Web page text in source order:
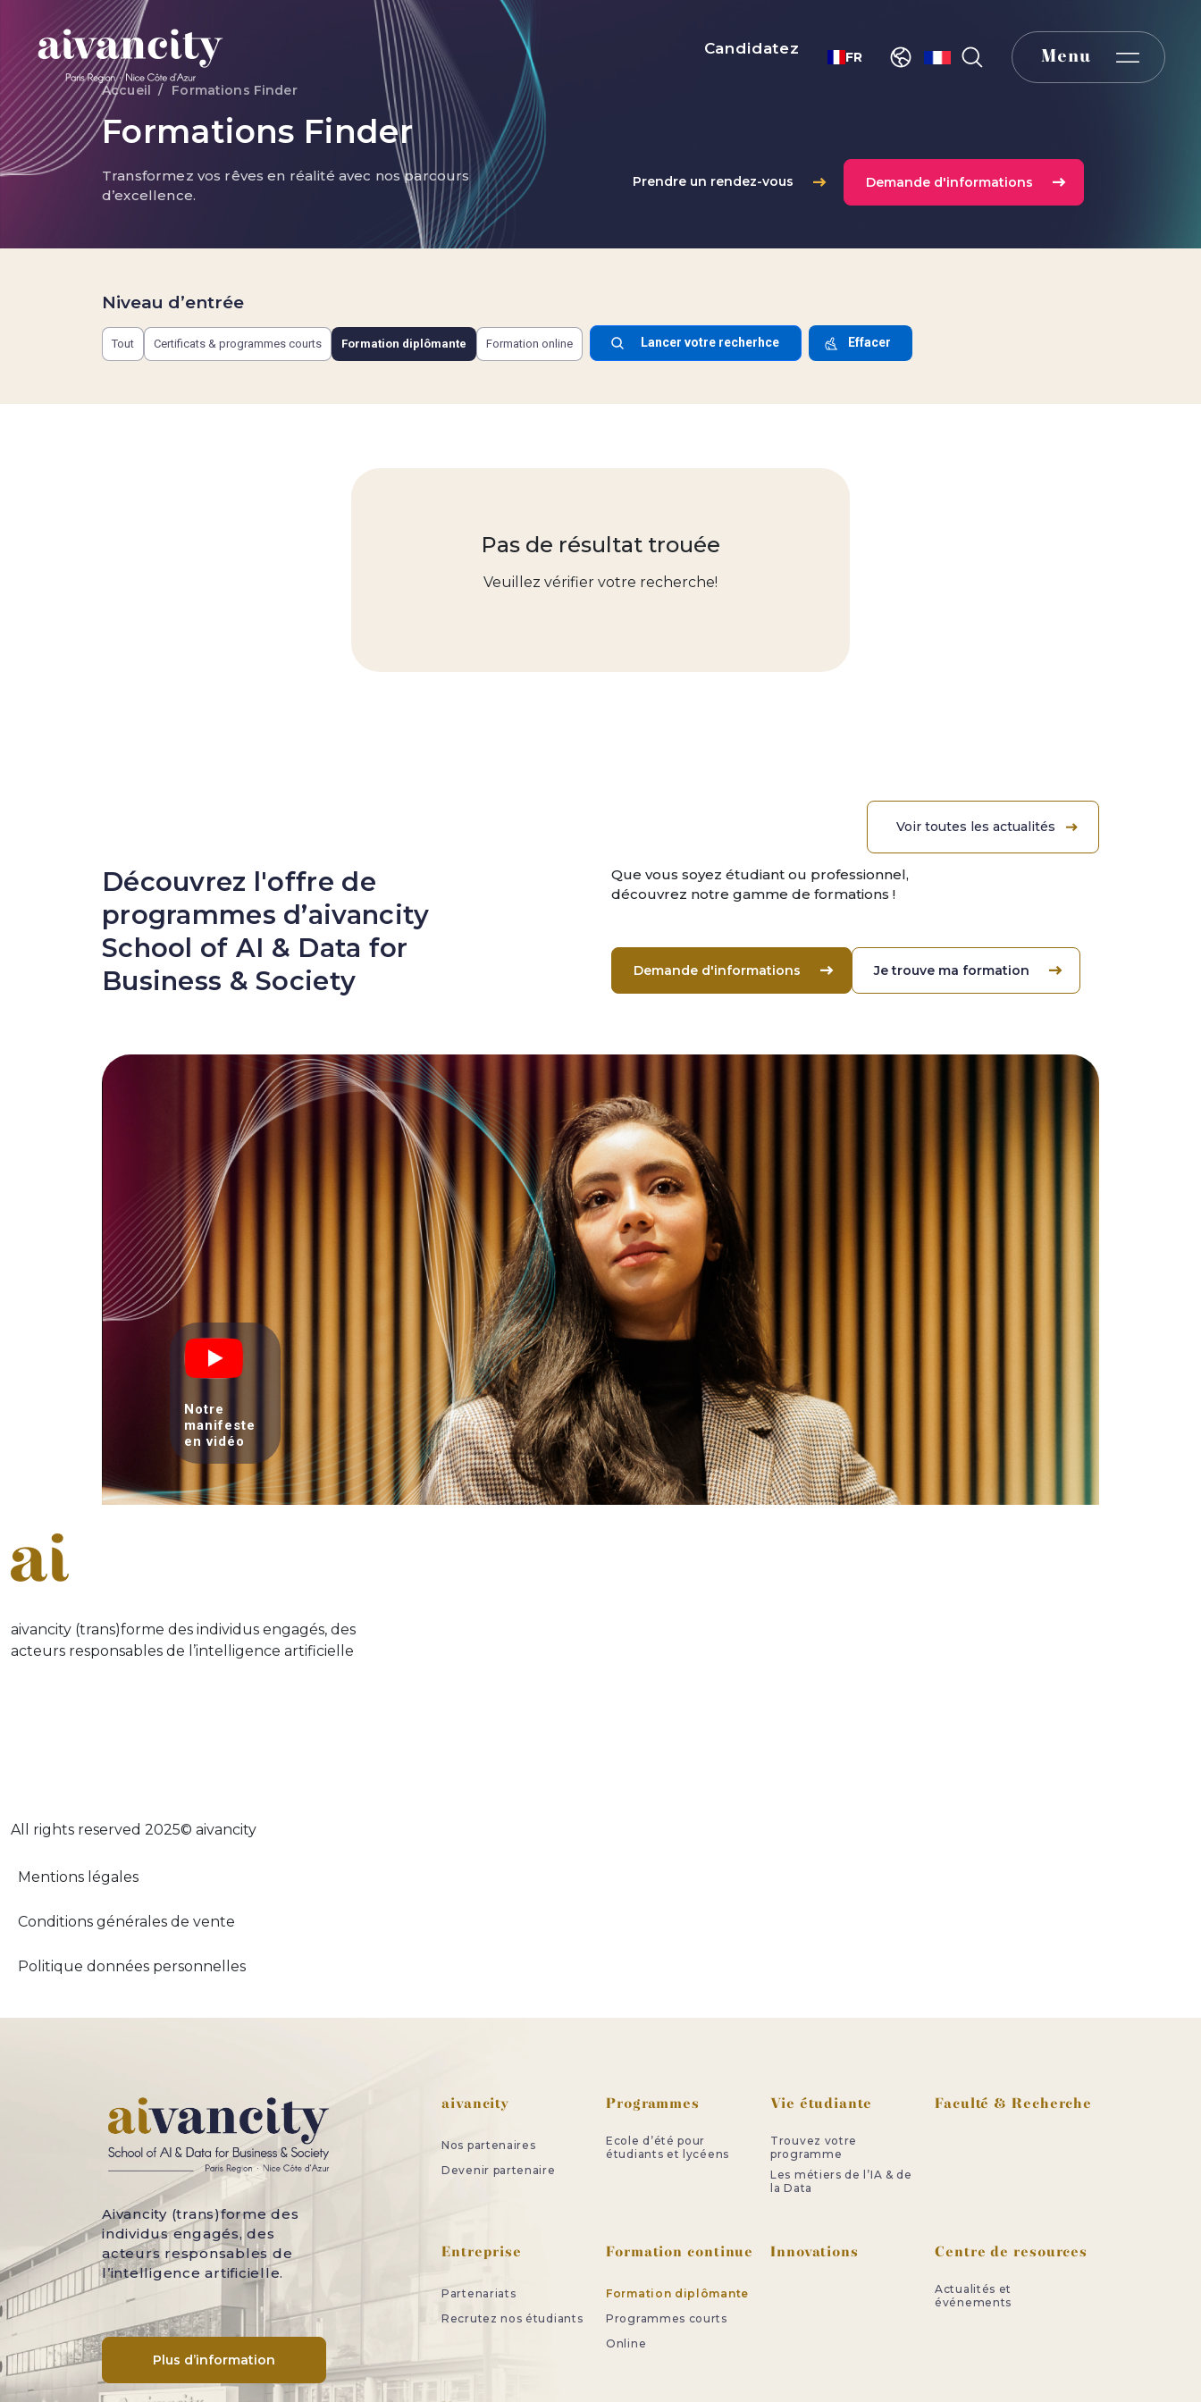
Aller au contenu principal
Menu top
Candidatez FR Select your languageMenu
Fil d'Ariane
Accueil Formations Finder
Formations Finder
Transformez vos rêves en réalité avec nos parcours
d’excellence.
Prendre un rendez-vous Demande d'informations
Niveau d’entrée
Tout Certificats & programmes courts Formation diplômante Formation online
Pas de résultat trouée
Veuillez vérifier votre recherche!
Voir toutes les actualités
Découvrez l'offre de
programmes d’aivancity
School of AI & Data for
Business & Society
Que vous soyez étudiant ou professionnel,
découvrez notre gamme de formations !
Demande d'informations Je trouve ma formation
Notre
manifeste
en vidéo
aivancity (trans)forme des individus engagés, des
acteurs responsables de l’intelligence artificielle
All rights reserved 2025© aivancity
Menu footer adopt-ia
Mentions légales
Conditions générales de vente
Politique données personnelles
Aivancity (trans)forme des
individus engagés, des
acteurs responsables de
l’intelligence artificielle.
Plus d’information
Pied de page
aivancity
Nos partenaires
Devenir partenaire
Programmes
Ecole d’été pour
étudiants et lycéens
Vie étudiante
Trouvez votre
programme
Les métiers de l’IA & de
la Data
Faculté & Recherche
Entreprise
Partenariats
Recrutez nos étudiants
Formation continue
Formation diplômante
Programmes courts
Online
Innovations Centre de resources
Actualités et
événements